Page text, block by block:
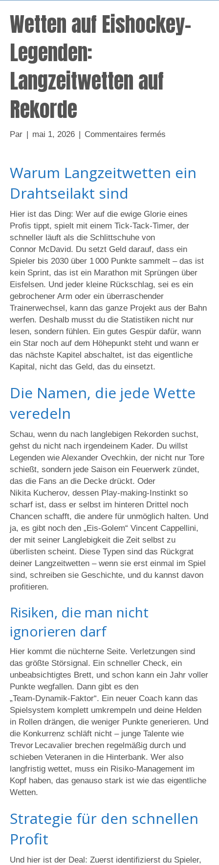
Wetten auf Eishockey-
Legenden:
Langzeitwetten auf
Rekorde
Par | mai 1, 2026 | Commentaires fermés
Eishockey-
Legenden:
Rekorde
Warum Langzeitwetten ein
Drahtseilakt sind
Hier ist das Ding: Wer auf die ewige Glorie eines
Profis tippt, spielt mit einem Tick‑Tack‑Timer, der
schneller läuft als die Schlittschuhe von
Connor McDavid. Du setzt Geld darauf, dass ein
Spieler bis 2030 über 1 000 Punkte sammelt – das ist
kein Sprint, das ist ein Marathon mit Sprüngen über
Eisfelsen. Und jeder kleine Rückschlag, sei es ein
gebrochener Arm oder ein überraschender
Trainerwechsel, kann das ganze Projekt aus der Bahn
werfen. Deshalb musst du die Statistiken nicht nur
lesen, sondern fühlen. Ein gutes Gespür dafür, wann
ein Star noch auf dem Höhepunkt steht und wann er
das nächste Kapitel abschaltet, ist das eigentliche
Kapital, nicht das Geld, das du einsetzt.
Die Namen, die jede Wette
veredeln
Schau, wenn du nach langlebigen Rekorden suchst,
gehst du nicht nach irgendeinem Kader. Du willst
Legenden wie Alexander Ovechkin, der nicht nur Tore
schießt, sondern jede Saison ein Feuerwerk zündet,
das die Fans an die Decke drückt. Oder
Nikita Kucherov, dessen Play‑making‑Instinkt so
scharf ist, dass er selbst im hinteren Drittel noch
Chancen schafft, die andere für unmöglich halten. Und
ja, es gibt noch den „Eis‑Golem“ Vincent Cappellini,
der mit seiner Langlebigkeit die Zeit selbst zu
überlisten scheint. Diese Typen sind das Rückgrat
deiner Langzeitwetten – wenn sie erst einmal im Spiel
sind, schreiben sie Geschichte, und du kannst davon
profitieren.
Risiken, die man nicht
ignorieren darf
Hier kommt die nüchterne Seite. Verletzungen sind
das größte Störsignal. Ein schneller Check, ein
unbeabsichtigtes Brett, und schon kann ein Jahr voller
Punkte wegfallen. Dann gibt es den
„Team‑Dynamik‑Faktor“. Ein neuer Coach kann das
Spielsystem komplett umkrempeln und deine Helden
in Rollen drängen, die weniger Punkte generieren. Und
die Konkurrenz schläft nicht – junge Talente wie
Trevor Lecavalier brechen regelmäßig durch und
schieben Veteranen in die Hinterbank. Wer also
langfristig wettet, muss ein Risiko‑Management im
Kopf haben, das genauso stark ist wie das eigentliche
Wetten.
Strategie für den schnellen
Profit
Und hier ist der Deal: Zuerst identifizierst du Spieler,